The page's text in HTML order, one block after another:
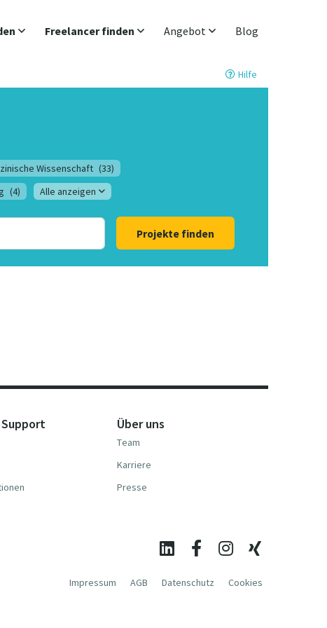
Freelancer finden Angebot Blog
Hilfe
Wissenschaft (33)
(4) Alle anzeigen
Projekte finden
Über uns
Team
Karriere
Presse
Impressum AGB Datenschutz Cookies